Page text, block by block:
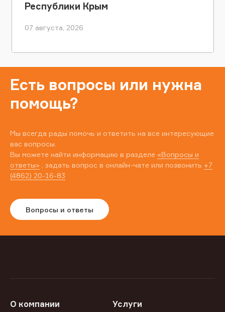
Республики Крым
07 августа, 2026
Есть вопросы или нужна
помощь?
Мы всегда рады помочь и ответить на все интересующие
вас вопросы.
Вы можете найти информацию в разделе «Вопросы и
ответы» , задать вопрос в онлайн-чате или позвонить +7
(4862) 20-16-83
Вопросы и ответы
О компании Услуги